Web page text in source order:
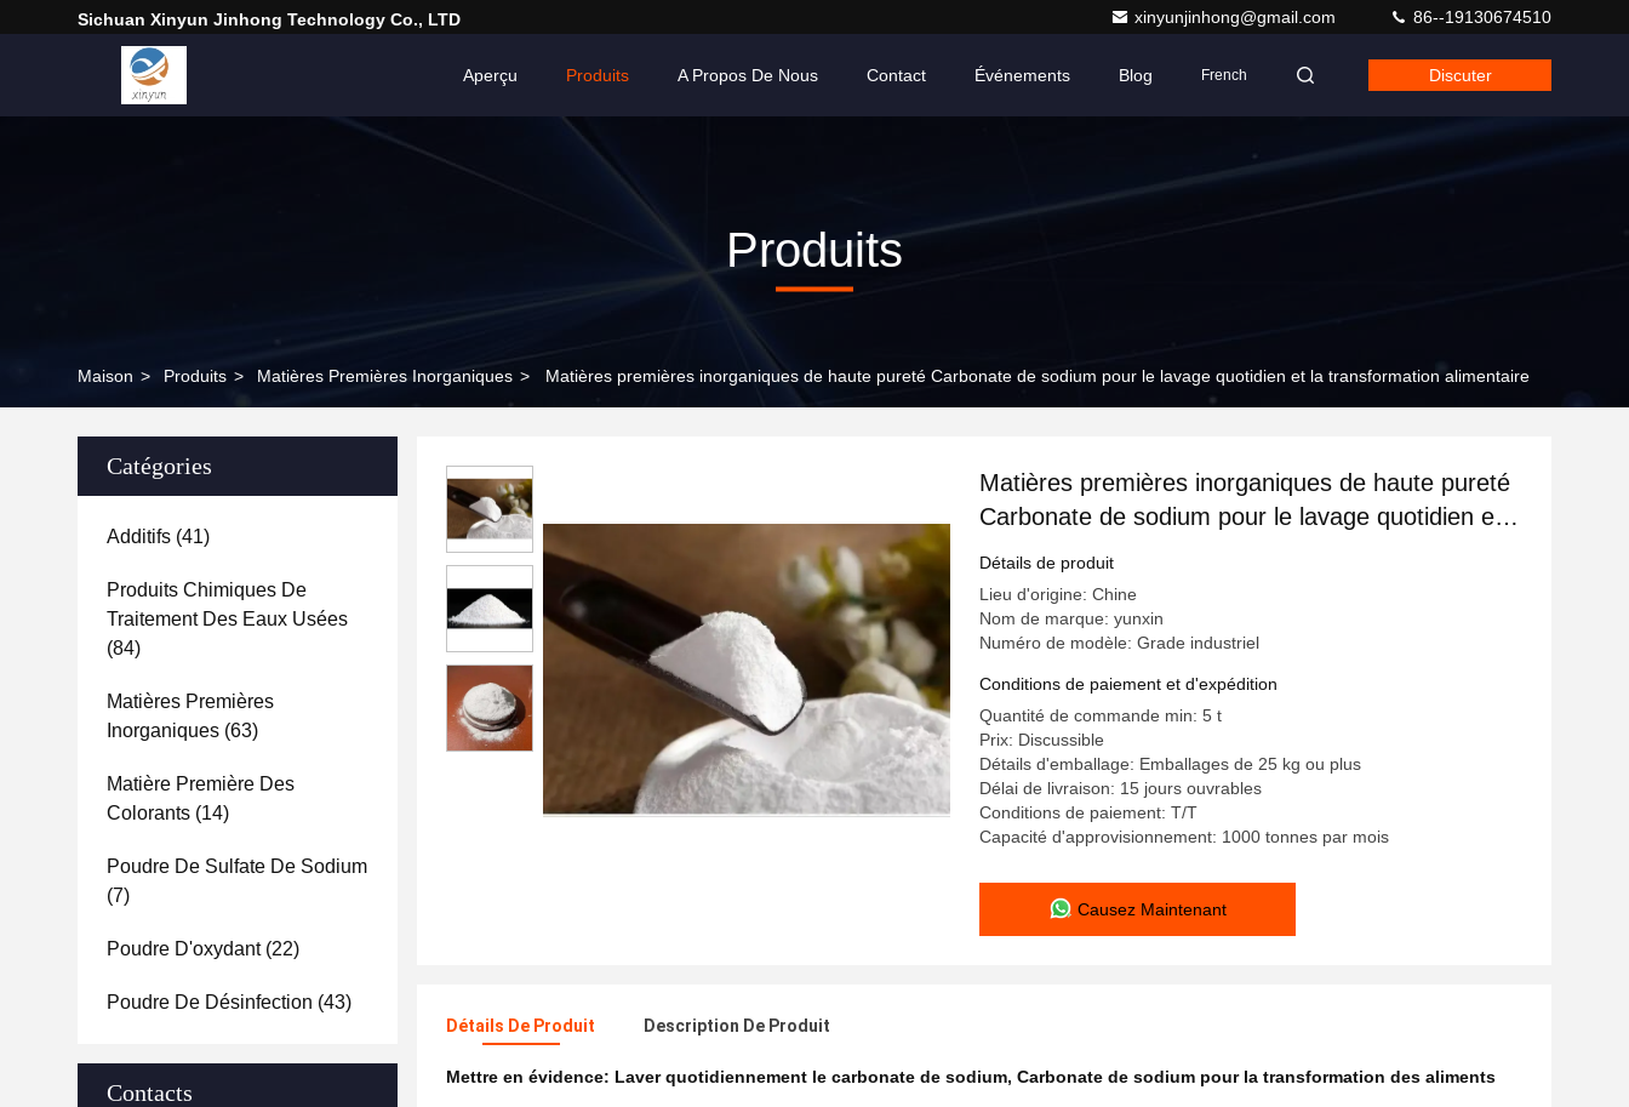
Sichuan Xinyun Jinhong Technology Co., LTD xinyunjinhong@gmail.com 86--19130674510
Aperçu Produits A Propos De Nous Contact Événements Blog French Discuter
Produits
Maison > Produits > Matières Premières Inorganiques > Matières premières inorganiques de haute pureté Carbonate de sodium pour le lavage quotidien et la transformation alimentaire
Catégories
Additifs (41)
Produits Chimiques De
Traitement Des Eaux Usées
(84)
Matières Premières
Inorganiques (63)
Matière Première Des
Colorants (14)
Poudre De Sulfate De Sodium
(7)
Poudre D'oxydant(22)
Poudre De Désinfection (43)
Contacts
Matières premières inorganiques de haute pureté
Carbonate de sodium pour le lavage quotidien et
la transformation alimentaire
Détails de produit
Lieu d'origine: Chine
Nom de marque: yunxin
Numéro de modèle: Grade industriel
Conditions de paiement et d'expédition
Quantité de commande min: 5 t
Prix: Discussible
Détails d'emballage: Emballages de 25 kg ou plus
Délai de livraison: 15 jours ouvrables
Conditions de paiement: T/T
Capacité d'approvisionnement: 1000 tonnes par mois
Causez Maintenant
Détails De Produit Description De Produit
Mettre en évidence: Laver quotidiennement le carbonate de sodium, Carbonate de sodium pour la transformation des aliments